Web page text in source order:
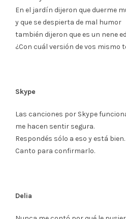
En el jardín dijeron que duerme
y que se despierta de mal humor
también dijeron que es un nene
¿Con cuál versión de vos mismo
Skype
Las canciones por Skype
me hacen sentir segura.
Respondés sólo a eso y está bien.
Canto para confirmarlo.
Delia